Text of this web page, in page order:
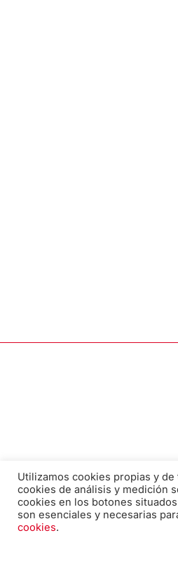
Correo
Utilizamos cookies propias y
cookies de análisis y medición
cookies en los botones
son esenciales y necesarias
cookies.